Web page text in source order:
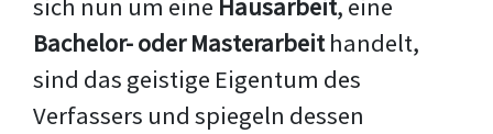
sich nun um eine Hausarbeit, eine
Bachelor- oder Masterarbeithandelt,
sind das geistige Eigentum des
Verfassers und spiegeln dessen